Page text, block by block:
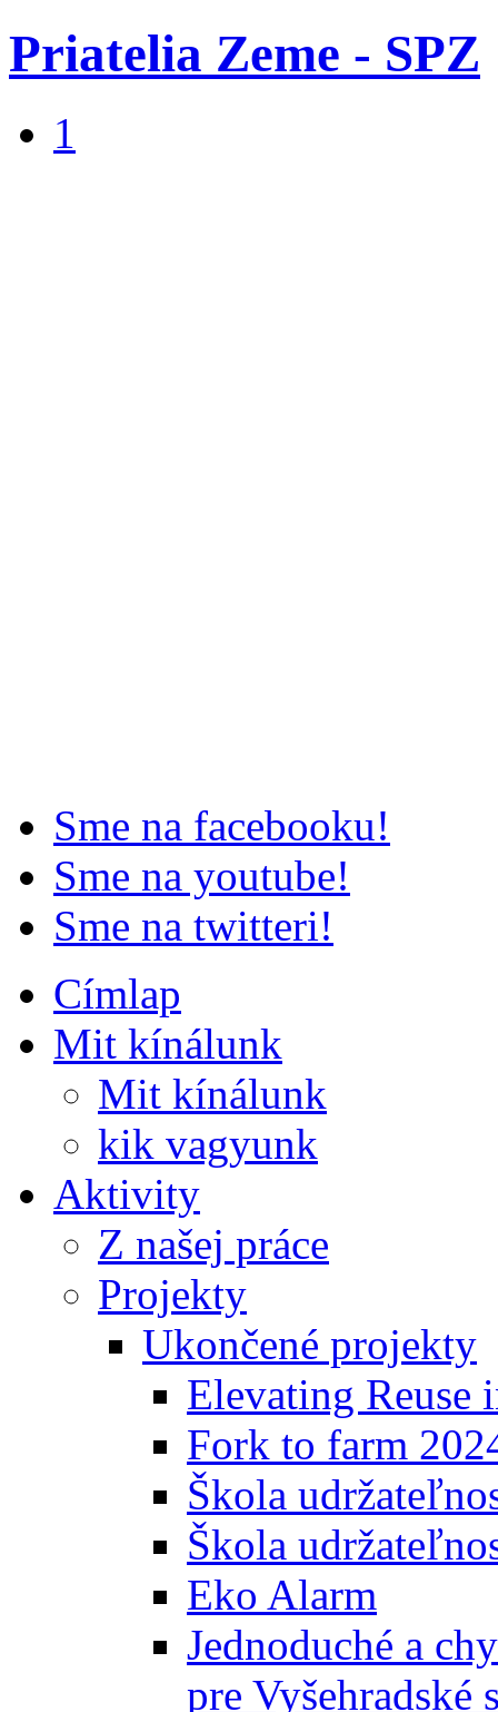
Priatelia Zeme - SPZ
1
Sme na facebooku!
Sme na youtube!
Sme na twitteri!
Címlap
Mit kínálunk
Mit kínálunk
kik vagyunk
Aktivity
Z našej práce
Projekty
Ukončené projekty
Elevating Reuse
Fork to farm
Škola
Škola
Eko Alarm
Jednoduché a
pre Vyšehradské